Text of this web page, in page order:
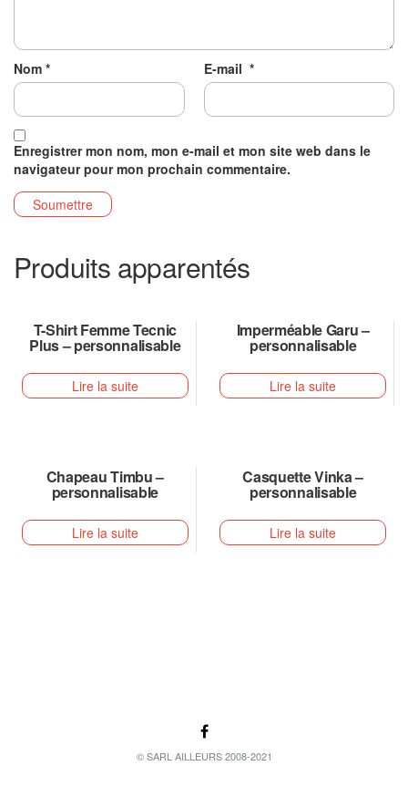
Nom * E-mail *
Enregistrer mon nom, mon e-mail et mon site web dans le
navigateur pour mon prochain commentaire.
Produits apparentés
T-Shirt Femme Tecnic
Plus – personnalisable
Lire la suite
Imperméable Garu –
personnalisable
Lire la suite
Chapeau Timbu –
personnalisable
Lire la suite
Casquette Vinka –
personnalisable
Lire la suite
© SARL AILLEURS 2008-2021